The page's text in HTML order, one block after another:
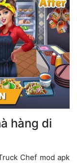
hàng di
Chef mod apk